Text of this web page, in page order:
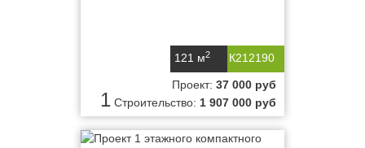
К212190
121 м2
1
Проект: 37 000 руб
Строительство: 1 907 000 руб